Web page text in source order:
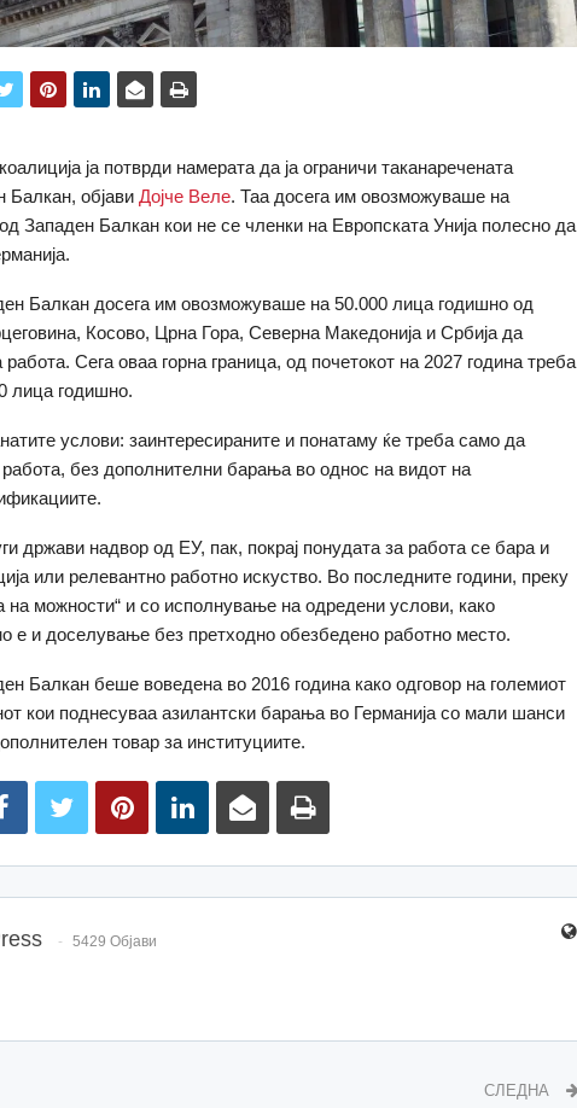
ја потврди намерата да ја ограничи таканаречената
Балкан, објавиДојче Веле. Таа досега им овозможуваше на
Западен Балкан кои не се членки на Европската Унија полесно да
Балкан досега им овозможуваше на 50.000 лица годишно од
Косово, Црна Гора, Северна Македонија и Србија да
работа. Сега оваа горна граница, од почетокот на 2027 година треба
лица годишно.
услови: заинтересираните и понатаму ќе треба само да
без дополнителни барања во однос на видот на
држави надвор од ЕУ, пак, покрај понудата за работа се бара и
или релевантно работно искуство. Во последните години, преку
на можности“ и со исполнување на одредени услови, како
е и доселување без претходно обезбедено работно место.
Балкан беше воведена во 2016 година како одговор на големиот
кои поднесуваа азилантски барања во Германија со мали шанси
товар за институциите.
5429 Објави
СЛЕДНА